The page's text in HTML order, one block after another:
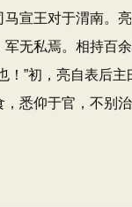
王对于渭南。亮
无私焉。相持百
”初，亮自表后主
悉仰于官，不别